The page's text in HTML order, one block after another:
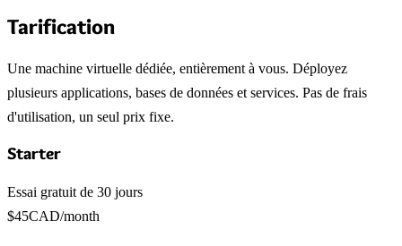
Tarification
Une machine virtuelle dédiée, entièrement à vous. Déployez
plusieurs applications, bases de données et services. Pas de frais
d'utilisation, un seul prix fixe.
Starter
Essai gratuit de 30 jours
$45CAD/month